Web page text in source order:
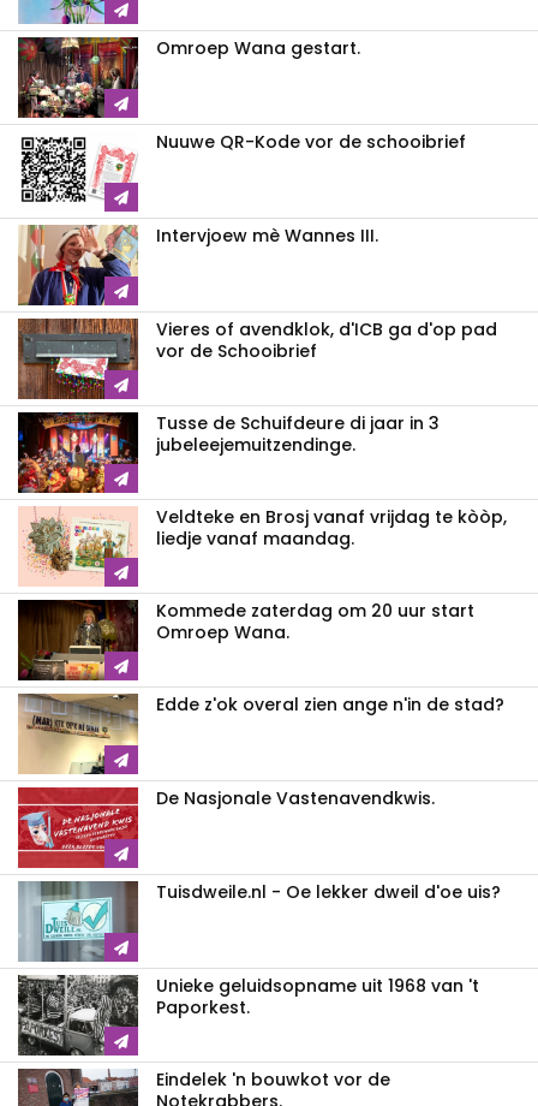
Omroep Wana gestart.
Nuuwe QR-Kode vor de schooibrief
Intervjoew mè Wannes III.
Vieres of avendklok, d'ICB ga d'op pad
vor de Schooibrief
Tusse de Schuifdeure di jaar in 3
jubeleejemuitzendinge.
Veldteke en Brosj vanaf vrijdag te kòòp,
liedje vanaf maandag.
Kommede zaterdag om 20 uur start
Omroep Wana.
Edde z'ok overal zien ange n'in de stad?
De Nasjonale Vastenavendkwis.
Tuisdweile.nl - Oe lekker dweil d'oe uis?
Unieke geluidsopname uit 1968 van 't
Paporkest.
Eindelek 'n bouwkot vor de